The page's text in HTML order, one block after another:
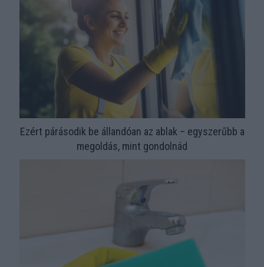
Ezért párásodik be állandóan az ablak – egyszerűbb a
megoldás, mint gondolnád